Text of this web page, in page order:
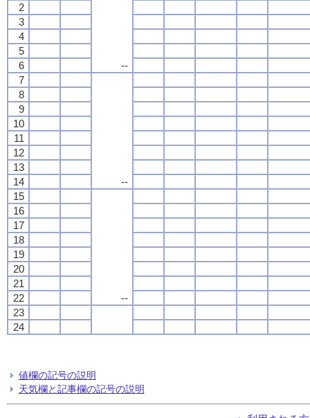
--
2
3
4
5
6
7
--
8
9
10
11
12
13
14
15
--
16
17
18
19
20
21
22
23
24
値欄の記号の説明
天気欄と記事欄の記号の説明